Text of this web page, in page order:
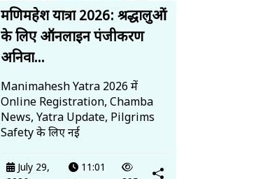
मणिमहेश यात्रा 2026: श्रद्धालुओं
के लिए ऑनलाइन पंजीकरण
अनिवा...
Manimahesh Yatra 2026 में
Online Registration, Chamba
News, Yatra Update, Pilgrims
Safety के लिए नई
July 29,
11:01